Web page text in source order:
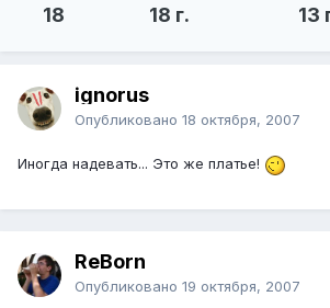
18 18 г. 13
ignorus
Опубликовано 18 октября, 2007
Иногда надевать... Это же платье!
ReBorn
Опубликовано 19 октября, 2007